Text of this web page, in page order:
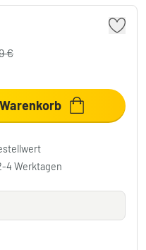
€
4 Werktagen